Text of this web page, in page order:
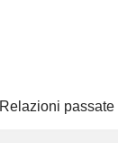
Relazioni passate